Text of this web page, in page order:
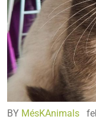
BY MésKAnimals